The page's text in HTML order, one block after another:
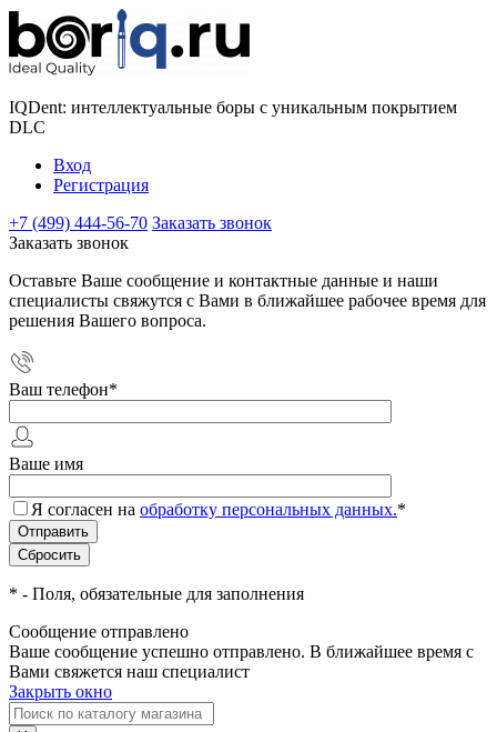
IQDent: интеллектуальные боры с уникальным покрытием
DLC
Вход
Регистрация
+7 (499) 444-56-70 Заказать звонок
Заказать звонок
Оставьте Ваше сообщение и контактные данные и наши
специалисты свяжутся с Вами в ближайшее рабочее время для
решения Вашего вопроса.
Ваш телефон*
Ваше имя
Я согласен на обработку персональных данных.*
* - Поля, обязательные для заполнения
Сообщение отправлено
Ваше сообщение успешно отправлено. В ближайшее время с
Вами свяжется наш специалист
Закрыть окно